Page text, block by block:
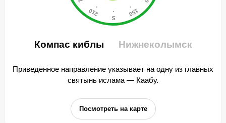
Компас киблы Нижнеколымск
Приведенное направление указывает на одну из главных
святынь ислама — Каабу.
Посмотреть на карте